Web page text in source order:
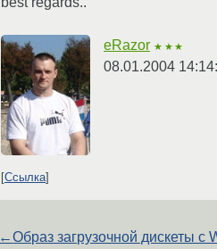
eRazor ★★★
08.01.2004
Ссылка
←Образ загрузочной дискеты с